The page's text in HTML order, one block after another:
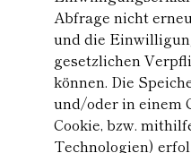
Abfrage nicht
und die
gesetzlichen
können. Die
und/oder in einem
Cookie, bzw.
Technologien)